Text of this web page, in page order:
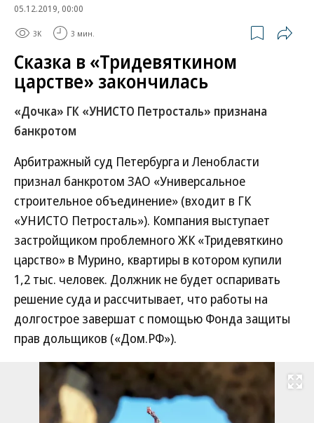
05.12.2019, 00:00
3K 3 мин.
Сказка в «Тридевяткином
царстве» закончилась
«Дочка» ГК «УНИСТО Петросталь» признана
банкротом
Арбитражный суд Петербурга и Ленобласти
признал банкротом ЗАО «Универсальное
строительное объединение» (входит в ГК
«УНИСТО Петросталь»). Компания выступает
застройщиком проблемного ЖК «Тридевяткино
царство» в Мурино, квартиры в котором купили
1,2 тыс. человек. Должник не будет оспаривать
решение суда и рассчитывает, что работы на
долгострое завершат с помощью Фонда защиты
прав дольщиков («Дом.РФ»).
Развернуть